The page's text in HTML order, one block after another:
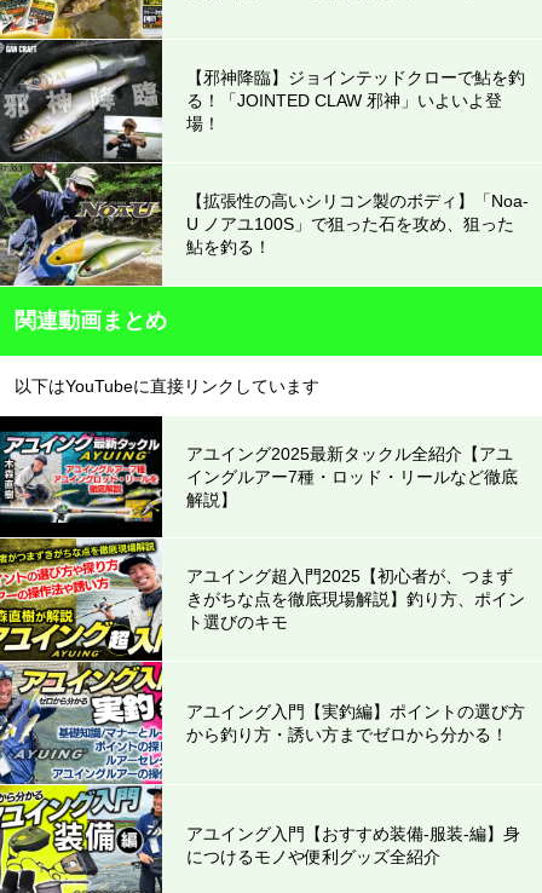
【邪神降臨】ジョインテッドクローで鮎を釣
る！「JOINTED CLAW 邪神」いよいよ登
場！
【拡張性の高いシリコン製のボディ】「Noa-
U ノアユ100S」で狙った石を攻め、狙った
鮎を釣る！
関連動画まとめ
以下はYouTubeに直接リンクしています
アユイング2025最新タックル全紹介【アユ
イングルアー7種・ロッド・リールなど徹底
解説】
アユイング超入門2025【初心者が、つまず
きがちな点を徹底現場解説】釣り方、ポイン
ト選びのキモ
アユイング入門【実釣編】ポイントの選び方
から釣り方・誘い方までゼロから分かる！
アユイング入門【おすすめ装備-服装-編】身
につけるモノや便利グッズ全紹介